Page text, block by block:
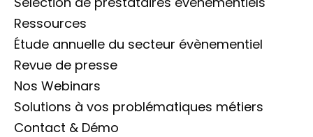
Ressources
Étude annuelle du secteur évènementiel
Revue de presse
Nos Webinars
Solutions à vos problématiques métiers
Contact & Démo